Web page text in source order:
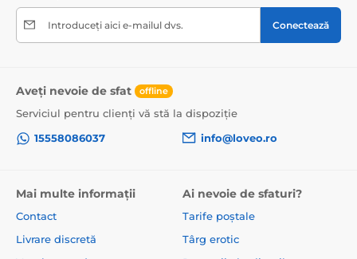
Introduceți aici e-mailul dvs. Conectează
Aveți nevoie de sfat offline
Serviciul pentru clienți vă stă la dispoziție
15558086037
info@loveo.ro
Mai multe informații
Contact
Livrare discretă
Ai nevoie de sfaturi?
Tarife poștale
Târg erotic